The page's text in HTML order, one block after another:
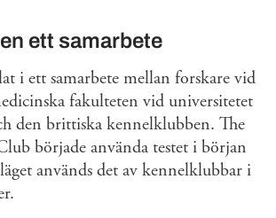
ett samarbete
i ett samarbete mellan forskare vid
fakulteten vid universitetet
den brittiska kennelklubben. The
började använda testet i början
används det av kennelklubbar i